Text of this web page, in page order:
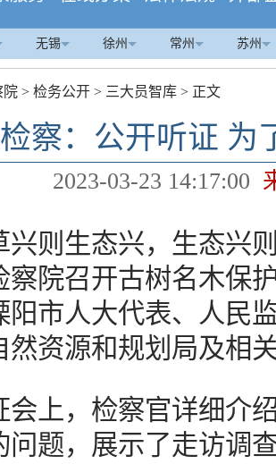
无锡 徐州 常州 苏州
院 > 检务公开 > 三大员智库 > 正文
察：公开听证 为
2023-03-23 14:17:00
生态兴，生态兴则
察院召开古树名木保
阳市人大代表、人民
然资源和规划局及相
，检察官详细介绍
问题，展示了走访调